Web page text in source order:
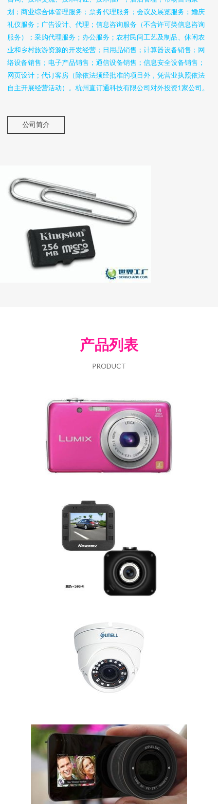
划；商业综合体管理服务；票务代理服务；会议及展览服务；婚庆
礼仪服务；广告设计、代理；信息咨询服务（不含许可类信息咨询
服务）；采购代理服务；办公服务；农村民间工艺及制品、休闲农
业和乡村旅游资源的开发经营；日用品销售；计算器设备销售；网
络设备销售；电子产品销售；通信设备销售；信息安全设备销售；
网页设计；代订客房（除依法须经批准的项目外，凭营业执照依法
自主开展经营活动）。杭州直订通科技有限公司对外投资1家公司。
公司简介
产品列表
PRODUCT